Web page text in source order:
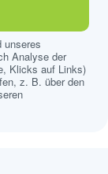
unseres
Analyse der
Klicks auf Links)
z. B. über den